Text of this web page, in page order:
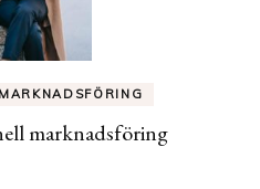
marknadsföring